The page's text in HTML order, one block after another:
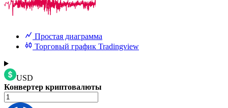
Простая диаграмма
Торговый график Tradingview
USD
Конвертер криптовалюты